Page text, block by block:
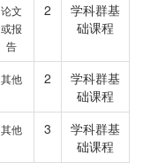
论文
或报
告
2
学科群基
础课程
其他 2
学科群基
础课程
其他 3
学科群基
础课程